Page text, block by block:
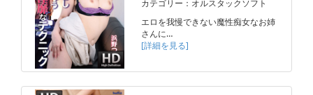
カテゴリー：オルスタックソフト
エロを我慢できない魔性痴女なお姉
さんに…
[詳細を見る]